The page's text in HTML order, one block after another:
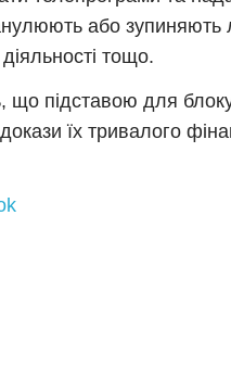
або зупиняють
тощо.
що підставою для
їх тривалого